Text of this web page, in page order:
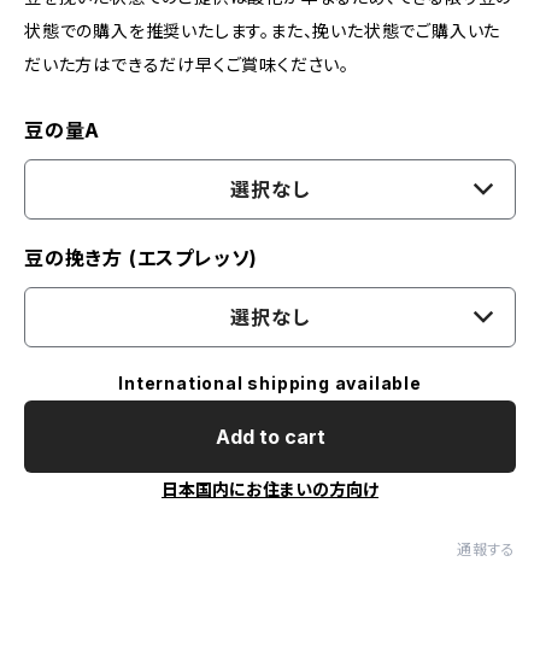
状態での購入を推奨いたします。また、挽いた状態でご購入いた
だいた方はできるだけ早くご賞味ください。
豆の量A
選択なし
豆の挽き方 (エスプレッソ)
選択なし
International shipping available
Add to cart
日本国内にお住まいの方向け
通報する